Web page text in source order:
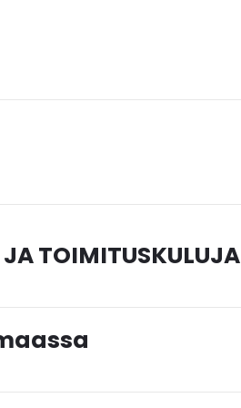
TOIMITUSKULUJA